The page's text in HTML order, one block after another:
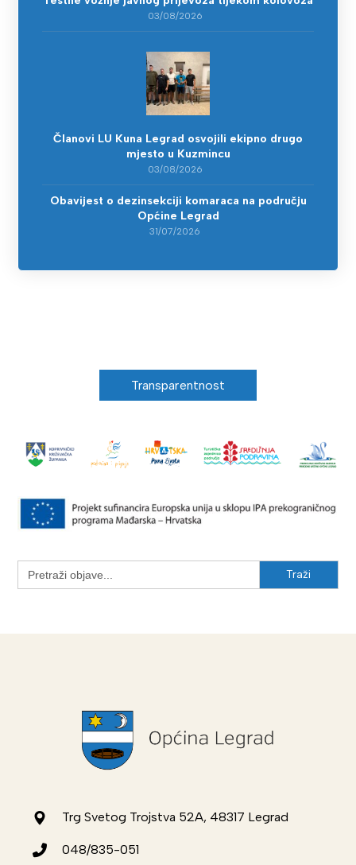
03/08/2026
Članovi LU Kuna Legrad osvojili ekipno drugo
mjesto u Kuzmincu
03/08/2026
Obavijest o dezinsekciji komaraca na području
Općine Legrad
31/07/2026
Transparentnost
Search
for:
Trg Svetog Trojstva 52A, 48317 Legrad
048/835-051